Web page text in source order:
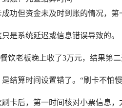
功但资金未及时到账的情况，第
是系统延迟或信息错误导致的。
饮老板晚上收了3万元，结果第
结算时间设置错了。“刷卡不怕
刷卡后，第一时间核对小票信息